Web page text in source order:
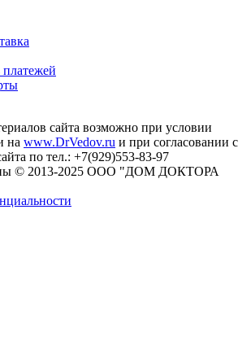
платежей
сайта возможно при условии
на www.DrVedov.ru и при согласовании с
по тел.: +7(929)553-83-97
© 2013-2025 ООО "ДОМ ДОКТОРА